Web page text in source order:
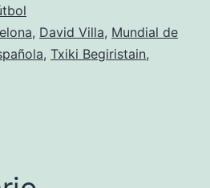
, David Villa, Mundial de
, Txiki Begiristain,